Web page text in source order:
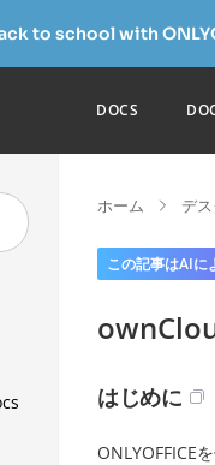
to school with
DOCS
ホーム デ
この記事はAIに
はじめに
ONLYOFFICE